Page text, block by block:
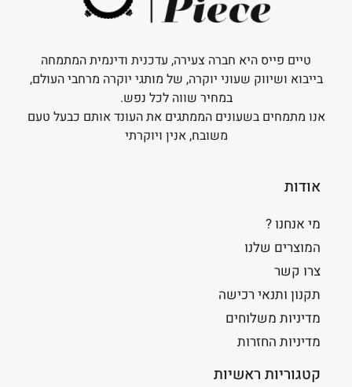
טיים פייס היא חברה צעירה, עדכנית ודינמית המתמחה
בייבוא ושיווק שעוני יוקרה, של מותגי יוקרה מרחבי העולם,
במחיר שווה לכל נפש.
אנו מתמחים בשעונים הממתגים את העונד אותם כבעל טעם
משובח, אנין ויוקרתי
אודות
מי אנחנו ?
המוצרים שלנו
צרו קשר
תקנון ותנאי רכישה
מדיניות משלוחים
מדיניות החזרות
קטגוריות ראשיות